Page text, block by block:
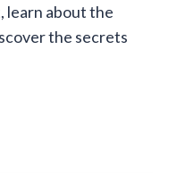
learn about the
the secrets